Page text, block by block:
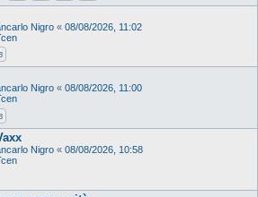
Nigro « 08/08/2026, 11:02
3
Nigro « 08/08/2026, 11:00
3
Nigro « 08/08/2026, 10:58